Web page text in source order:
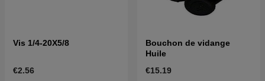
Vis 1/4-20X5/8
€2.56
Bouchon de vidange
Huile
€15.19